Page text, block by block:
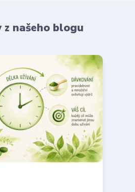
z našeho blogu